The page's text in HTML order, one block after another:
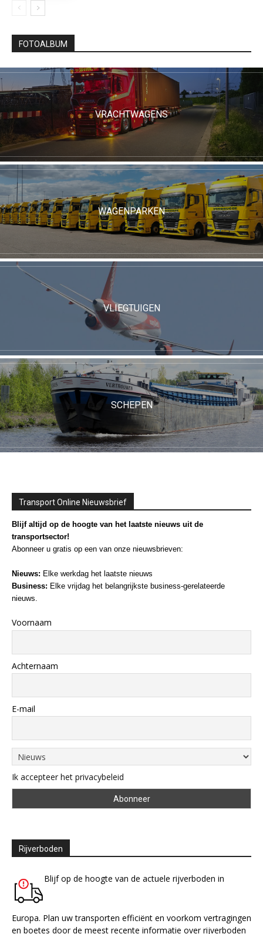
FOTOALBUM
VRACHTWAGENS
WAGENPARKEN
VLIEGTUIGEN
SCHEPEN
Transport Online Nieuwsbrief
Blijf altijd op de hoogte van het laatste nieuws uit de
transportsector!
Abonneer u gratis op een van onze nieuwsbrieven:
Nieuws: Elke werkdag het laatste nieuws
Business: Elke vrijdag het belangrijkste business-gerelateerde
nieuws.
Voornaam
Achternaam
E-mail
Ik accepteer het privacybeleid
Rijverboden
Blijf op de hoogte van de actuele rijverboden in
Europa. Plan uw transporten efficiënt en voorkom vertragingen
en boetes door de meest recente informatie over rijverboden